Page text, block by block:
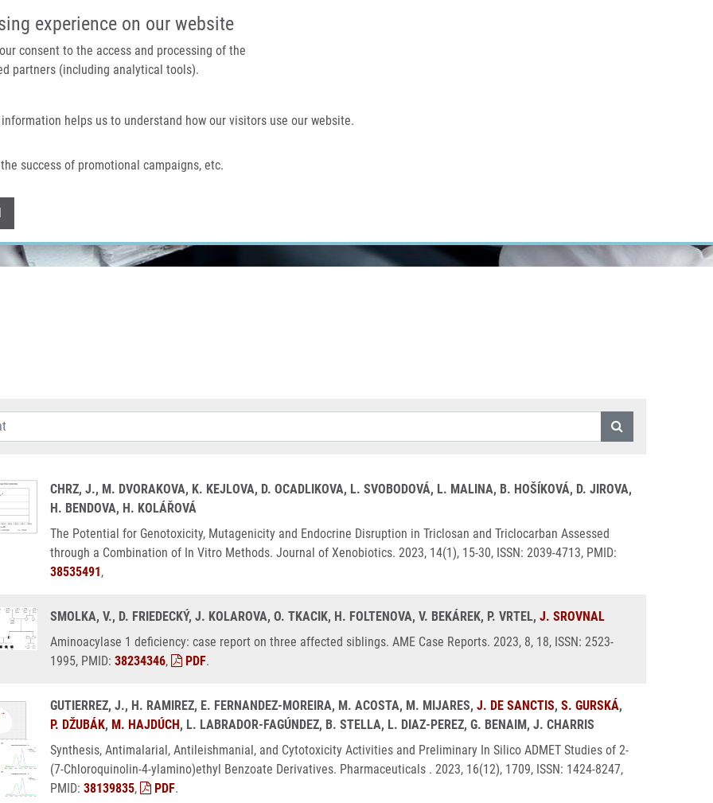
experience on our website
consent to the access and processing of the
partners (including analytical tools).
helps us to understand how our visitors use our website.
success of promotional campaigns, etc.
IMTM PORTÁL
Domů O nás
CHRZ, J., M. DVORAKOVA, K. KEJLOVA, D. OCADLIKOVA, L. SVOBODOVÁ, L. MALINA, B. HOŠÍKOVÁ, D. JIROVA,
H. BENDOVA, H. KOLÁŘOVÁ
The Potential for Genotoxicity, Mutagenicity and Endocrine Disruption in Triclosan and Triclocarban Assessed
through a Combination of In Vitro Methods. Journal of Xenobiotics. 2023, 14(1), 15-30, ISSN: 2039-4713, PMID:
38535491,
SMOLKA, V., D. FRIEDECKÝ, J. KOLAROVA, O. TKACIK, H. FOLTENOVA, V. BEKÁREK, P. VRTEL, J. SROVNAL
Aminoacylase 1 deficiency: case report on three affected siblings. AME Case Reports. 2023, 8, 18, ISSN: 2523-
1995, PMID: 38234346, PDF.
GUTIERREZ, J., H. RAMIREZ, E. FERNANDEZ-MOREIRA, M. ACOSTA, M. MIJARES, J. DE SANCTIS, S. GURSKÁ,
P. DŽUBÁK, M. HAJDÚCH, L. LABRADOR-FAGÚNDEZ, B. STELLA, L. DIAZ-PEREZ, G. BENAIM, J. CHARRIS
Synthesis, Antimalarial, Antileishmanial, and Cytotoxicity Activities and Preliminary In Silico ADMET Studies of 2-
(7-Chloroquinolin-4-ylamino)ethyl Benzoate Derivatives. Pharmaceuticals . 2023, 16(12), 1709, ISSN: 1424-8247,
PMID: 38139835, PDF.